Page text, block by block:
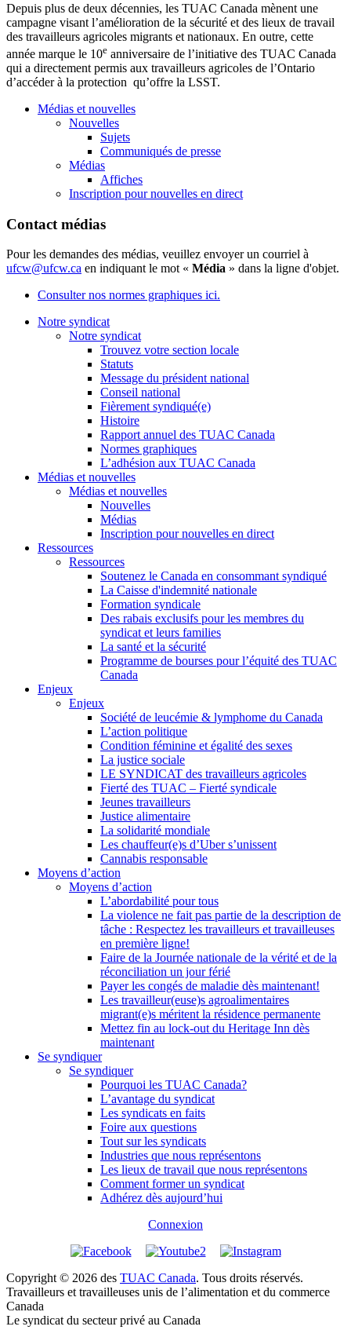
Depuis plus de deux décennies, les TUAC Canada mènent une
campagne visant l’amélioration de la sécurité et des lieux de travail
des travailleurs agricoles migrants et nationaux. En outre, cette
année marque le 10e anniversaire de l’initiative des TUAC Canada
qui a directement permis aux travailleurs agricoles de l’Ontario
d’accéder à la protection qu’offre la LSST.
Médias et nouvelles
Nouvelles
Sujets
Communiqués de presse
Médias
Affiches
Inscription pour nouvelles en direct
Contact médias
Pour les demandes des médias, veuillez envoyer un courriel à
ufcw@ufcw.ca en indiquant le mot « Média » dans la ligne d'objet.
Consulter nos normes graphiques ici.
Notre syndicat
Notre syndicat
Trouvez votre section locale
Statuts
Message du président national
Conseil national
Fièrement syndiqué(e)
Histoire
Rapport annuel des TUAC Canada
Normes graphiques
L’adhésion aux TUAC Canada
Médias et nouvelles
Médias et nouvelles
Nouvelles
Médias
Inscription pour nouvelles en direct
Ressources
Ressources
Soutenez le Canada en consommant syndiqué
La Caisse d'indemnité nationale
Formation syndicale
Des rabais exclusifs pour les membres du
syndicat et leurs families
La santé et la sécurité
Programme de bourses pour l’équité des TUAC
Canada
Enjeux
Enjeux
Société de leucémie & lymphome du Canada
L’action politique
Condition féminine et égalité des sexes
La justice sociale
LE SYNDICAT des travailleurs agricoles
Fierté des TUAC – Fierté syndicale
Jeunes travailleurs
Justice alimentaire
La solidarité mondiale
Les chauffeur(e)s d’Uber s’unissent
Cannabis responsable
Moyens d’action
Moyens d’action
L’abordabilité pour tous
La violence ne fait pas partie de la description de
tâche : Respectez les travailleurs et travailleuses
en première ligne!
Faire de la Journée nationale de la vérité et de la
réconciliation un jour férié
Payer les congés de maladie dès maintenant!
Les travailleur(euse)s agroalimentaires
migrant(e)s méritent la résidence permanente
Mettez fin au lock-out du Heritage Inn dès
maintenant
Se syndiquer
Se syndiquer
Pourquoi les TUAC Canada?
L’avantage du syndicat
Les syndicats en faits
Foire aux questions
Tout sur les syndicats
Industries que nous représentons
Les lieux de travail que nous représentons
Comment former un syndicat
Adhérez dès aujourd’hui
Connexion
Copyright © 2026 des TUAC Canada. Tous droits réservés.
Travailleurs et travailleuses unis de l’alimentation et du commerce
Canada
Le syndicat du secteur privé au Canada